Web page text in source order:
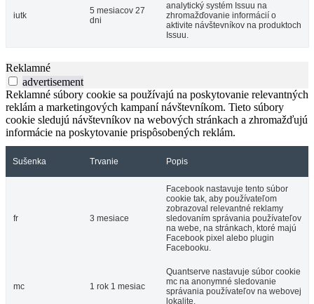
iutk
5 mesiacov 27
dni
analytický systém Issuu na
zhromažďovanie informácií o
aktivite návštevníkov na produktoch
Issuu.
Reklamné
advertisement
Reklamné súbory cookie sa používajú na poskytovanie relevantných
reklám a marketingových kampaní návštevníkom. Tieto súbory
cookie sledujú návštevníkov na webových stránkach a zhromažďujú
informácie na poskytovanie prispôsobených reklám.
Sušenka Trvanie Popis
fr 3 mesiace
Facebook nastavuje tento súbor
cookie tak, aby používateľom
zobrazoval relevantné reklamy
sledovaním správania používateľov
na webe, na stránkach, ktoré majú
Facebook pixel alebo plugin
Facebooku.
mc 1 rok 1 mesiac
Quantserve nastavuje súbor cookie
mc na anonymné sledovanie
správania používateľov na webovej
lokalite.